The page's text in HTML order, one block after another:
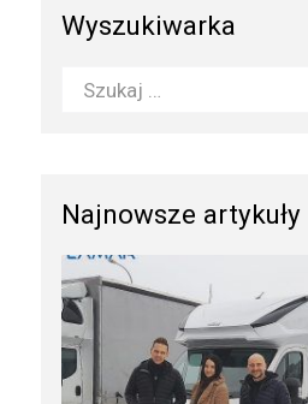
Wyszukiwarka
Najnowsze artykuły